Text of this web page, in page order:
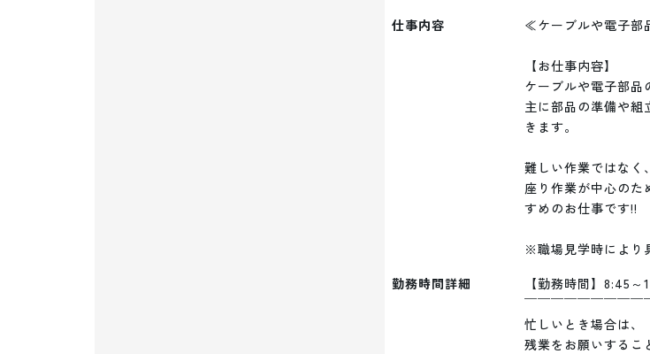
仕事内容
≪ケーブルや電子部
【お仕事内容】
ケーブルや電子部品
主に部品の準備や
きます。
難しい作業ではな
座り作業が中心の
すめのお仕事です!!
※職場見学時により
勤務時間詳細
【勤務時間】8:45～
￣￣￣￣￣￣￣￣￣
忙しいとき場合は、
残業をお願いするこ